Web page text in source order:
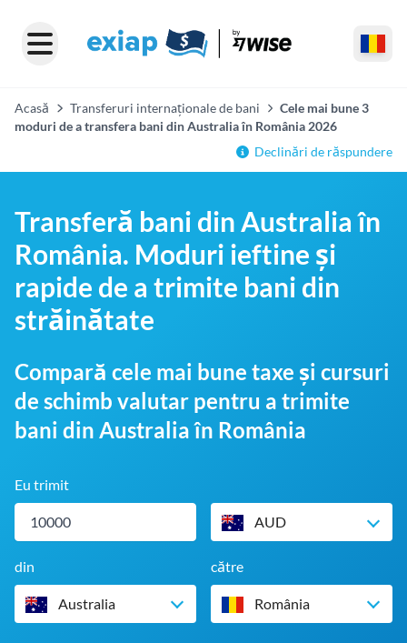
Acasă Transferuri internaționale de bani
Cele mai bune 3
moduri de a transfera bani din Australia în România 2026
Declinări de răspundere
Transferă bani din Australia în
România. Moduri ieftine și
rapide de a trimite bani din
străinătate
Compară cele mai bune taxe și cursuri
de schimb valutar pentru a trimite
bani din Australia în România
Eu trimit
AUD
din
Australia
către
România